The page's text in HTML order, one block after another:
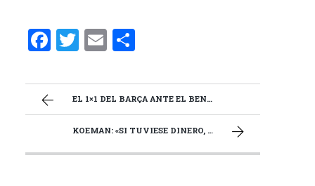
F
ce
b
o
T
it
te
r
E
ai
l
C
m
p
ar
ti
EL 1×1 DEL BARÇA ANTE EL BENFICA
KOEMAN: «SI TUVIESE DINERO, TENDRÍA A MESSI AQUÍ Y A OTROS JUGADORES PARA HACER UN SISTEMA PARA DOMINAR»